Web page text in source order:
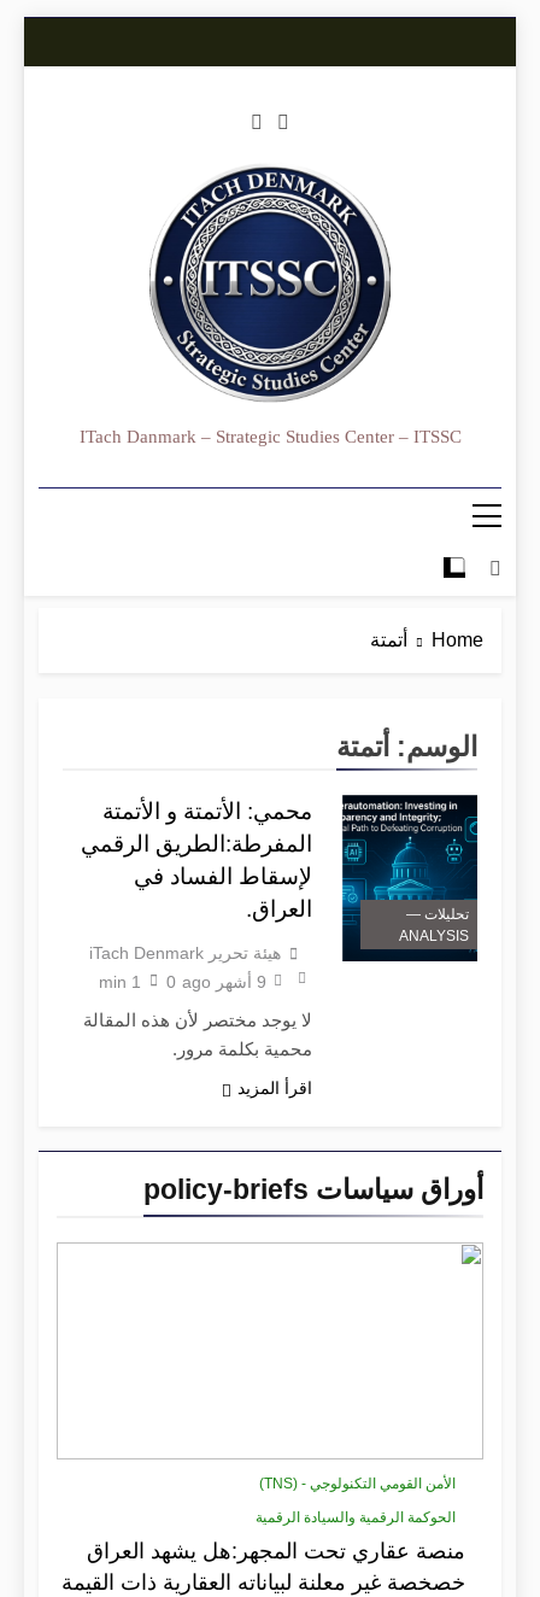
ITach Danmark – Strategic Studies Center – ITSSC
Home أتمتة
أوراق سياسات policy-briefs
الأمن القومي التكنولوجي - (TNS)
الحوكمة الرقمية والسيادة الرقمية
منصة عقاري تحت المجهر:هل يشهد العراق
خصخصة غير معلنة لبياناته العقارية ذات القيمة
الوسم: أتمتة
تحليلات —
ANALYSIS
محمي: الأتمتة و الأتمتة
المفرطة:الطريق الرقمي
لإسقاط الفساد في
العراق.
هيئة تحرير iTach Denmark
9 أشهر ago
0
1 min
لا يوجد مختصر لأن هذه المقالة
محمية بكلمة مرور.
اقرأ المزيد